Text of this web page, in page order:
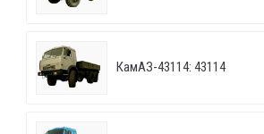
КамАЗ-43114: 43114